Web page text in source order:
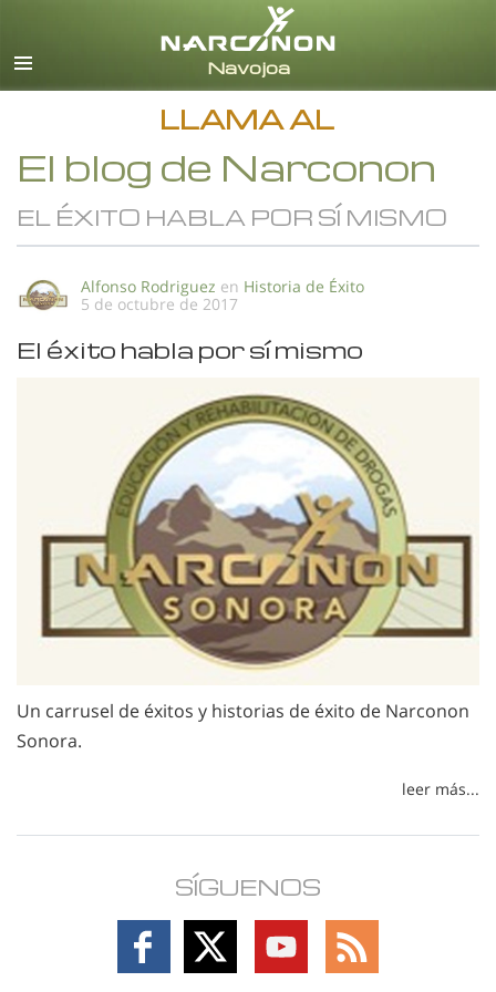
Español
Todas las Regiones/Idiomas
LLAMA AL
El blog de Narconon
EL ÉXITO HABLA POR SÍ MISMO
Alfonso Rodriguez en Historia de Éxito
5 de octubre de 2017
El éxito habla por sí mismo
Un carrusel de éxitos y historias de éxito de Narconon
Sonora.
leer más...
SÍGUENOS
Follow
on
Follow
on
Follow
on
Follow
on